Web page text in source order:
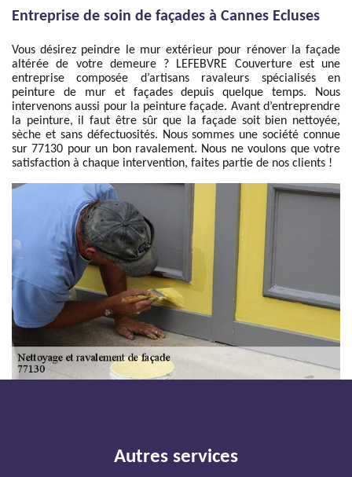
Entreprise de soin de façades à Cannes Ecluses
Vous désirez peindre le mur extérieur pour rénover la façade
altérée de votre demeure ? LEFEBVRE Couverture est une
entreprise composée d’artisans ravaleurs spécialisés en
peinture de mur et façades depuis quelque temps. Nous
intervenons aussi pour la peinture façade. Avant d’entreprendre
la peinture, il faut être sûr que la façade soit bien nettoyée,
sèche et sans défectuosités. Nous sommes une société connue
sur 77130 pour un bon ravalement. Nous ne voulons que votre
satisfaction à chaque intervention, faites partie de nos clients !
Autres services